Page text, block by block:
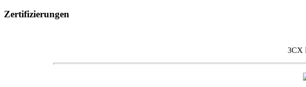
Zertifizierungen
3CX